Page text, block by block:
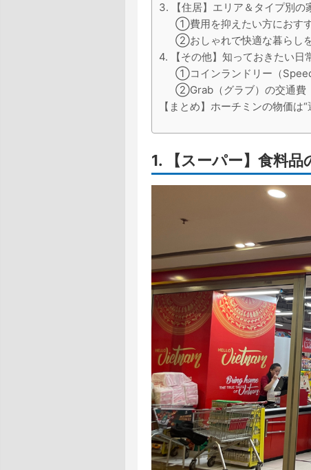
3. 【住居】エリア＆タイプ別の
①費用を抑えたい方におす
②おしゃれで快適な暮らし
4. 【その他】知っておきたい日
①コインランドリー（Speed
②Grab（グラブ）の交通費
【まとめ】ホーチミンの物価は
1. 【スーパー】食料品